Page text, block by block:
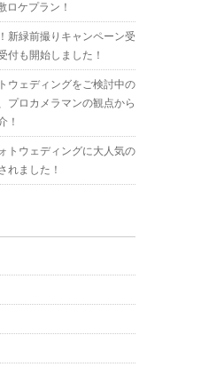
ロケプラン！
新緑前撮りキャンペーン受
付も開始しました！
ウェディングをご検討中の
プロカメラマンの観点から
！
トウェディングに大人気の
れました！